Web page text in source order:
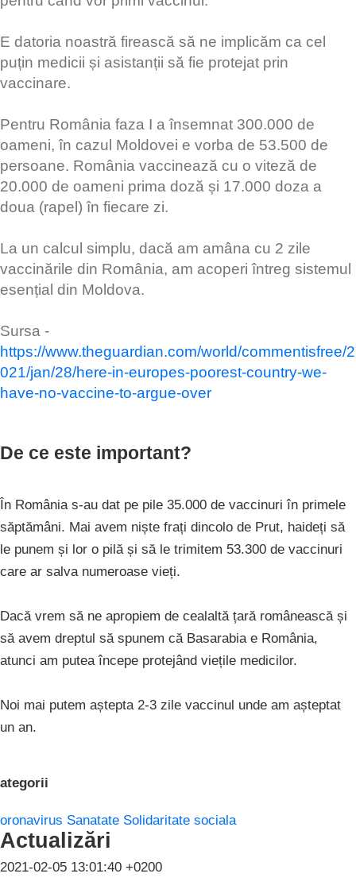
E datoria noastră firească să ne implicăm ca cel
puțin medicii și asistanții să fie protejat prin
vaccinare.
Pentru România faza I a însemnat 300.000 de
oameni, în cazul Moldovei e vorba de 53.500 de
persoane. România vaccinează cu o viteză de
20.000 de oameni prima doză și 17.000 doza a
doua (rapel) în fiecare zi.
La un calcul simplu, dacă am amâna cu 2 zile
vaccinările din România, am acoperi întreg sistemul
esențial din Moldova.
Sursa -
https://www.theguardian.com/world/commentisfree/2
021/jan/28/here-in-europes-poorest-country-we-
have-no-vaccine-to-argue-over
De ce este important?
În România s-au dat pe pile 35.000 de vaccinuri în primele
săptămâni. Mai avem niște frați dincolo de Prut, haideți să
le punem și lor o pilă și să le trimitem 53.300 de vaccinuri
care ar salva numeroase vieți.
Dacă vrem să ne apropiem de cealaltă țară românească și
să avem dreptul să spunem că Basarabia e România,
atunci am putea începe protejând viețile medicilor.
Noi mai putem aștepta 2-3 zile vaccinul unde am așteptat
un an.
Sanatate Solidaritate sociala
Actualizări
2021-02-05 13:01:40 +0200